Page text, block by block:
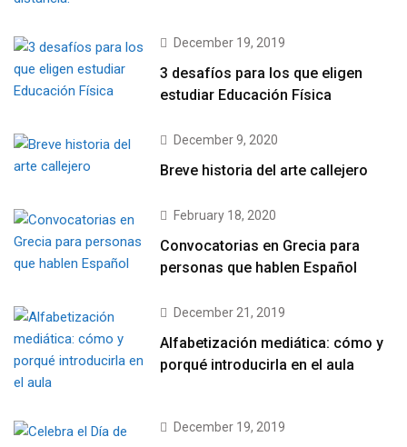
December 19, 2019
3 desafíos para los que eligen
estudiar Educación Física
December 9, 2020
Breve historia del arte callejero
February 18, 2020
Convocatorias en Grecia para
personas que hablen Español
December 21, 2019
Alfabetización mediática: cómo y
porqué introducirla en el aula
December 19, 2019